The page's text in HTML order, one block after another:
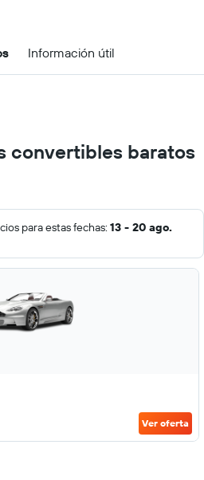
Información útil
convertibles baratos
para estas fechas: 13 - 20 ago.
Ver oferta